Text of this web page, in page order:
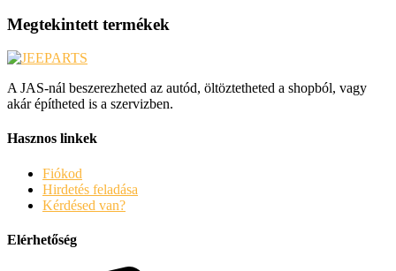
Megtekintett termékek
A JAS-nál beszerezheted az autód, öltöztetheted a shopból, vagy
akár építheted is a szervizben.
Hasznos linkek
Fiókod
Hirdetés feladása
Kérdésed van?
Elérhetőség